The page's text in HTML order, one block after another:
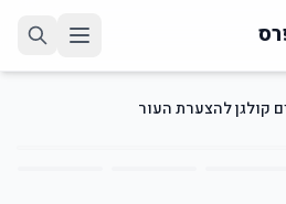
קולגן להצערת העור
1
/
5